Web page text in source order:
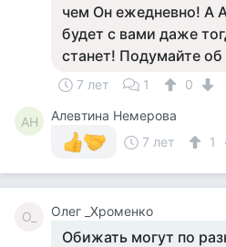
чем Он ежедневно! А
будет с вами даже
станет! Подумайте об
7 лет 1 0
АН
Алевтина Немерова
7 лет
1
О_ Олег _Хроменко
Обижать могут по